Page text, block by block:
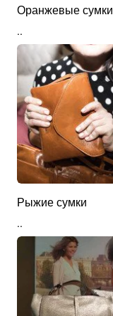
Оранжевые сумки
..
Рыжие сумки
..